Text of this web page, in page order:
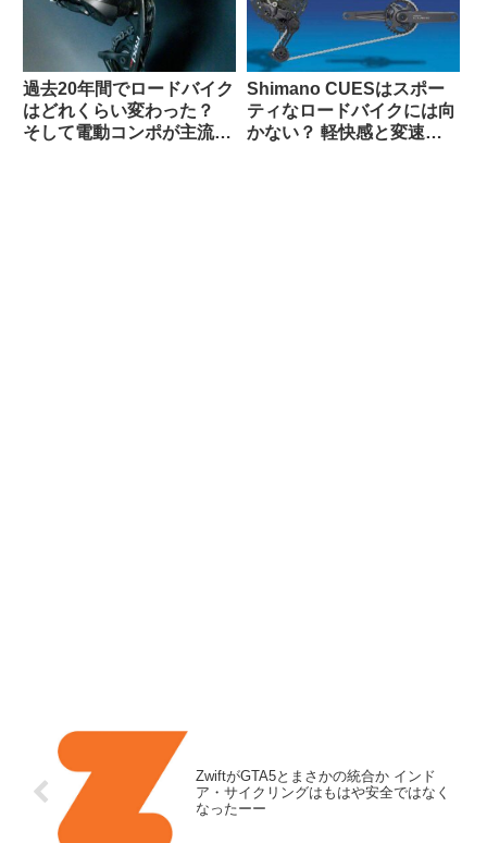
過去20年間でロードバイク
はどれくらい変わった？
そして電動コンポが主流に
Shimano CUESはスポー
ティなロードバイクには向
かない？ 軽快感と変速の
ZwiftがGTA5とまさかの統合か インド
ア・サイクリングはもはや安全ではなく
なったーー